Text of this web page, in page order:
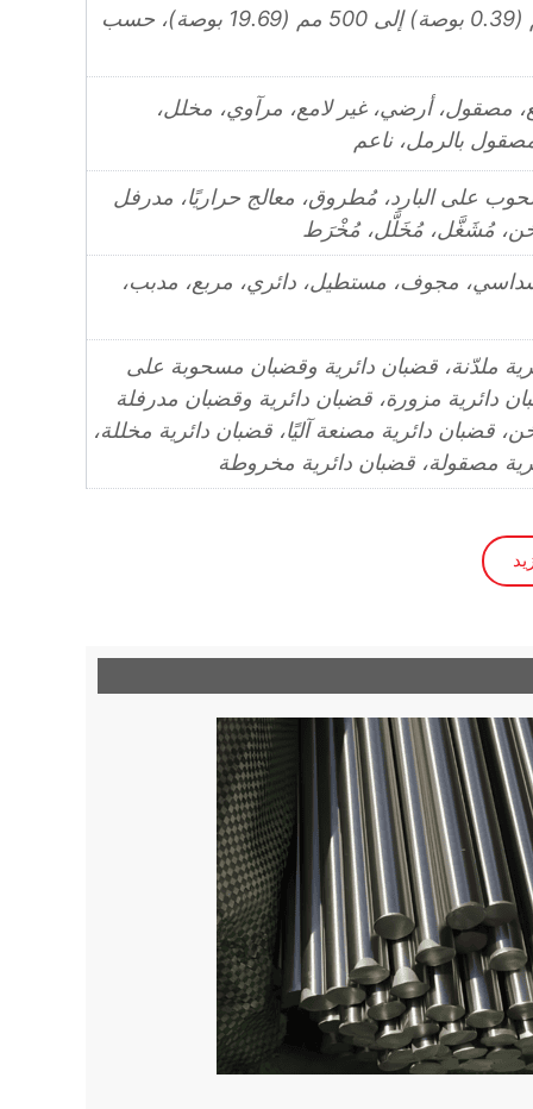
من 10 مم (0.39 بوصة) إلى 500 مم (19.69 بوصة)، حسب
مصقول، أرضي، غير لامع، مرآوي، مخلل،
بالرمل، ناعم
على البارد، مُطروق، معالج حراريًا، مدرفل
مُشَغَّل، مُخَلَّل، مُخْرَط
مجوف، مستطيل، دائري، مربع، مدبب،
ملدّنة، قضبان دائرية وقضبان مسحوبة على
دائرية مزورة، قضبان دائرية وقضبان مدرفلة
قضبان دائرية مصنعة آليًا، قضبان دائرية مخللة،
مصقولة، قضبان دائرية مخروطة